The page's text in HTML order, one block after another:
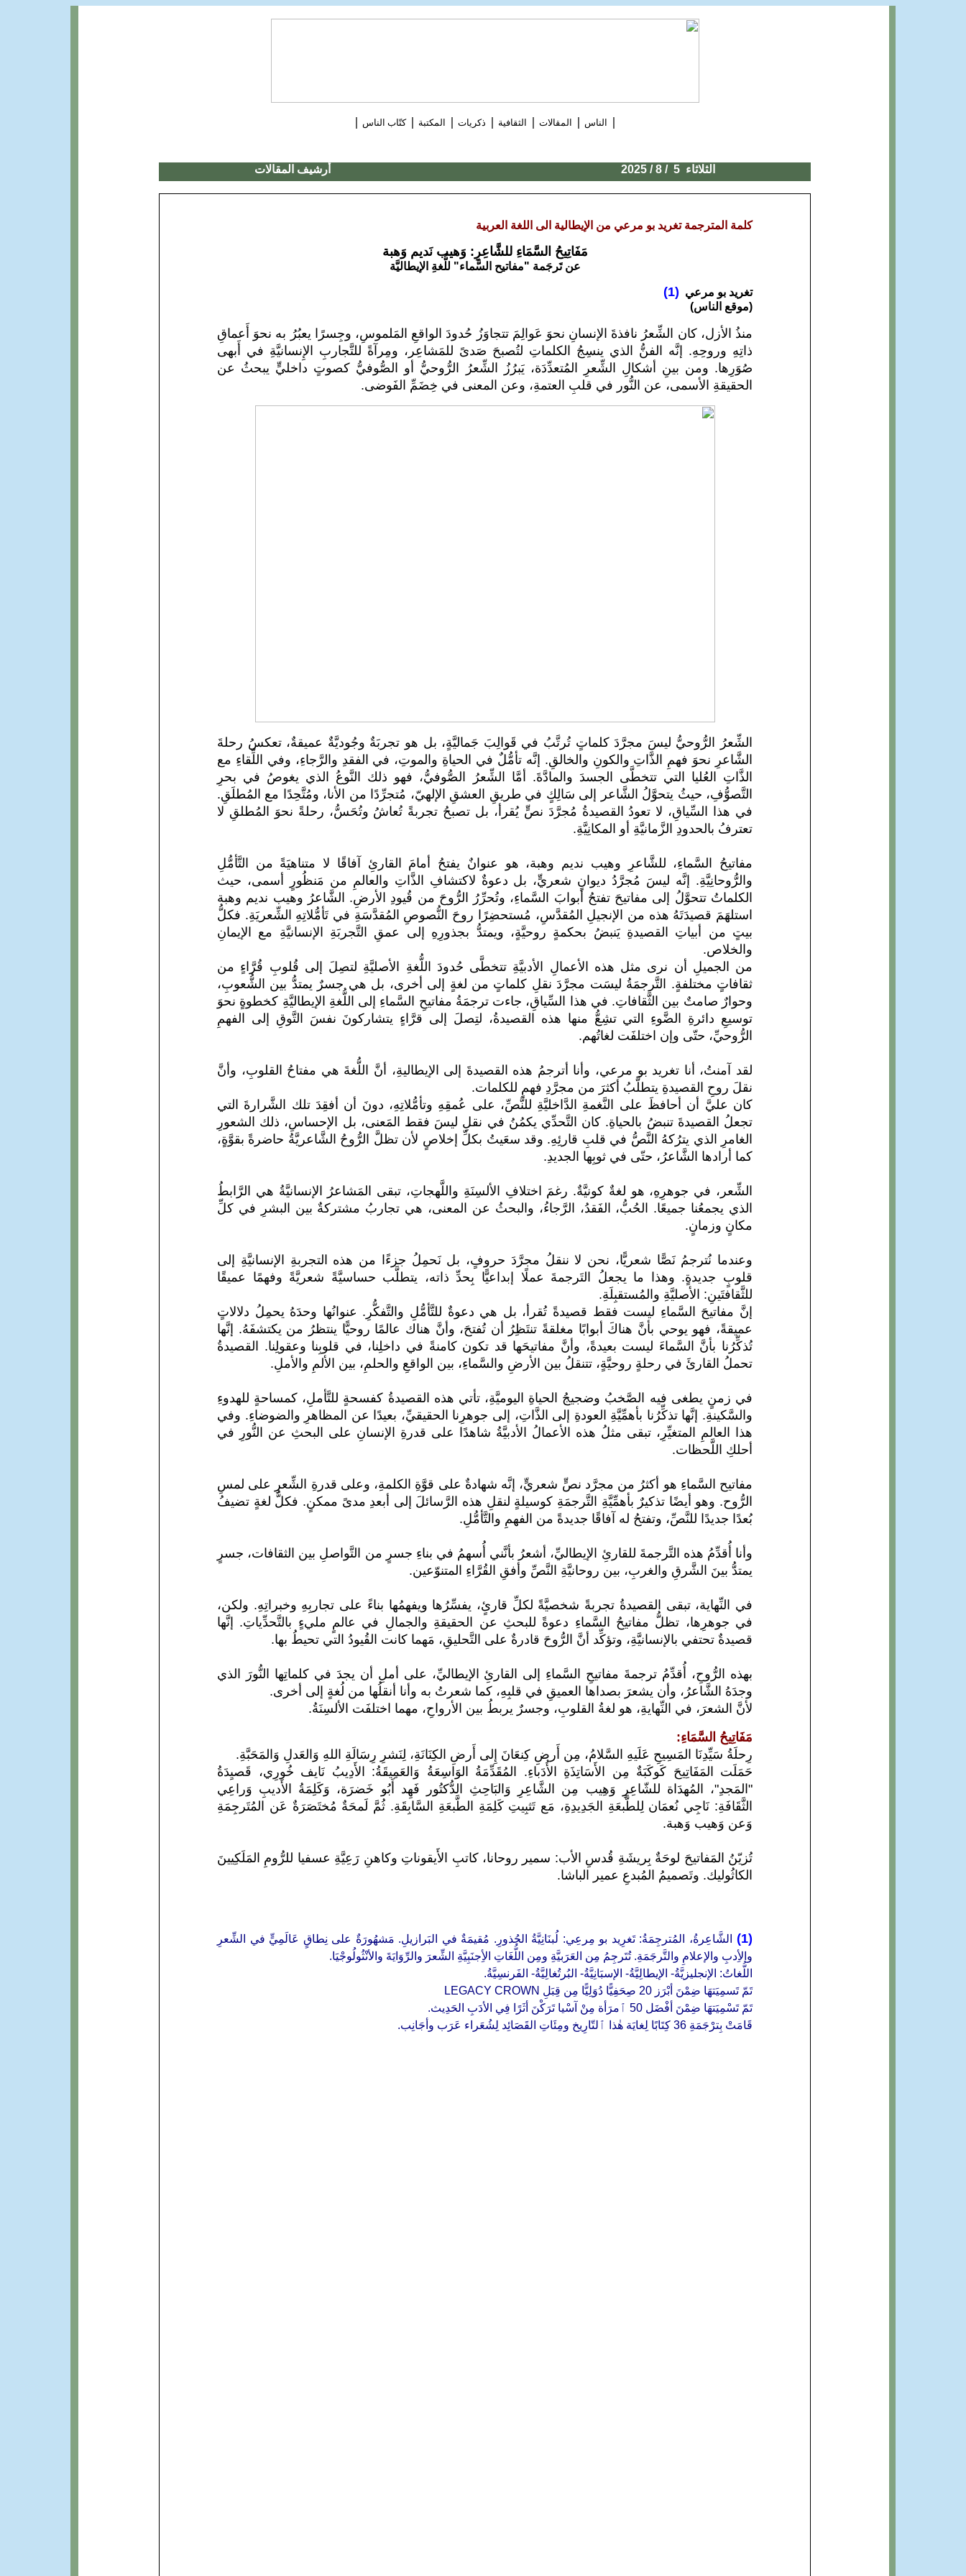
| الناس | المقالات | الثقافية | ذكريات | المكتبة | كتّاب الناس |
الثلاثاء 5 / 8 / 2025 أرشيف المقالات
كلمة المترجمة تغريد بو مرعي من الإيطالية الى اللغة العربية
مَفَاتِيحُ السَّمَاءِ للشَّاعِرِ: وَهيب نَديم وَهبة
عن تَرجَمة "مفاتيح السَّماء" للُّغةِ الإيطاليَّة
تغريد بو مرعي (1)
(موقع الناس)
منذُ الأزل، كان الشِّعرُ نافذةَ الإنسانِ نحوَ عَوالِمَ تتجاوَزُ حُدودَ الواقعِ المَلموسِ، وجِسرًا يعبُرُ به نحوَ أَعماقِ
ذاتِهِ وروحِهِ. إنَّه الفنُّ الذي ينسِجُ الكلماتِ لتُصبحَ صَدىً للمَشاعِر، ومِرآةً للتَّجاربِ الإِنسانيَّةِ في أَبهى
صُوَرِها. ومن بينِ أشكالِ الشِّعرِ المُتعدِّدَة، يَبرُزُ الشِّعرُ الرُّوحيُّ أو الصُّوفيُّ كصوتٍ داخليٍّ يبحثُ عن
الحقيقةِ الأسمى، عن النُّور في قلبِ العتمةِ، وعن المعنى في خِضَمِّ الفَوضى.
الشِّعرُ الرُّوحيُّ ليسَ مجرَّدَ كلماتٍ تُرتَّبُ في قَوالِبَ جَماليَّةٍ، بل هو تجربَةٌ وجُوديَّةٌ عميقةٌ، تعكسُ رحلةَ
الشَّاعرِ نحوَ فهمِ الذَّاتِ والكونِ والخالقِ. إنَّه تأمُّلٌ في الحياةِ والموتِ، في الفقدِ والرَّجاءِ، وفي اللِّقاءِ مع
الذَّاتِ العُليا التي تتخطَّى الجسدَ والمادَّةَ. أمَّا الشِّعرُ الصُّوفيُّ، فهو ذلك النَّوعُ الذي يغوصُ في بحرِ
التَّصوُّفِ، حيثُ يتحوَّلُ الشَّاعر إلى سَالِكٍ في طريقِ العشقِ الإلهيّ، مُتجرِّدًا من الأنا، ومُتَّحِدًا مع المُطلَقِ.
في هذا السِّياقِ، لا تعودُ القصيدةُ مُجرَّدَ نصٍّ يُقرأ، بل تصبحُ تجربةً تُعاشُ وتُحَسُّ، رحلةً نحوَ المُطلقِ لا
تعترفُ بالحدودِ الزَّمانيَّةِ أو المكانِيَّةِ.
مفاتيحُ السَّماءِ، للشَّاعرِ وهيب نديم وهبة، هو عنوانٌ يفتحُ أمامَ القارئِ آفاقًا لا متناهيَةً من التَّأمُّلِ
والرُّوحانِيَّةِ. إنَّه ليسَ مُجرَّدُ ديوانٍ شعريٍّ، بل دعوةٌ لاكتشافِ الذَّاتِ والعالمِ من مَنظُورٍ أسمى، حيث
الكلماتُ تتحوَّلُ إلى مفاتيحَ تفتحُ أبوابَ السَّماءِ، وتُحرِّرُ الرُّوحَ من قُيودِ الأرضِ. الشَّاعرُ وهيب نديم وهبة
استلهَمَ قصيدَتَهُ هذه من الإنجيلِ المُقدَّسِ، مُستحضِرًا روحَ النُّصوصِ المُقدَّسَةِ في تَأمُّلاتِهِ الشِّعريَةِ. فكلُّ
بيتٍ من أبياتِ القصيدةِ يَنبضُ بحكمةٍ روحيَّةٍ، ويمتدُّ بجذورِهِ إلى عمقِ التَّجربَةِ الإنسانيَّةِ مع الإيمانِ
والخلاص.
من الجميلِ أن نرى مثل هذه الأعمالِ الأدبيَّةِ تتخطَّى حُدودَ اللُّغةِ الأصليَّةِ لتصِلَ إلى قُلوبِ قُرَّاءٍ من
ثقافاتٍ مختلفةٍ. التَّرجمَةُ ليسَت مجرَّدَ نقلِ كلماتٍ من لغةٍ إلى أخرى، بل هي جسرٌ يمتدُّ بين الشُّعوبِ،
وحوارٌ صامتٌ بين الثَّقافاتِ. في هذا السِّياقِ، جاءت ترجمَةُ مفاتيحِ السَّماءِ إلى اللُّغةِ الإيطاليَّةِ كخطوةٍ نحوَ
توسيعِ دائرةِ الضَّوءِ التي تشِعُّ منها هذه القصيدةُ، لتِصلَ إلى قرَّاءٍ يتشاركونَ نفسَ التَّوقِ إلى الفهمِ
الرُّوحيِّ، حتّى وإن اختلفَت لغاتُهم.
لقد آمنتُ، أنا تغريد بو مرعي، وأنا أترجمُ هذه القصيدةَ إلى الإيطاليةِ، أنَّ اللُّغةَ هي مفتاحُ القلوبِ، وأنَّ
نقلَ روحِ القصيدةِ يتطلَّبُ أكثرَ من مجرَّدِ فهمٍ للكلمات.
كان عليَّ أن أحافظَ على النَّغمةِ الدَّاخليَّةِ للنَّصِّ، على عُمقِهِ وتأمُّلاتِهِ، دونَ أن أفقِدَ تلك الشَّرارةَ التي
تجعلُ القصيدةَ تنبضُ بالحياةِ. كان التَّحدِّي يكمُنُ في نقلِ ليسَ فقط المَعنى، بل الإحساسِ، ذلك الشعورِ
الغامرِ الذي يترُكهُ النَّصُّ في قلبِ قارئِهِ. وقد سعَيتُ بكلِّ إخلاصٍ لأن تظلَّ الرُّوحُ الشَّاعريَّةُ حاضرةً بقوَّةٍ،
كما أرادها الشَّاعرُ، حتّى في ثوبِها الجديدِ.
الشِّعر، في جوهرِهِ، هو لغةٌ كونيَّةٌ. رغمَ اختلافِ الألسِنَةِ واللَّهجاتِ، تبقى المَشاعرُ الإنسانيَّةُ هي الرَّابطُ
الذي يجمعُنا جميعًا. الحُبُّ، الفَقدُ، الرَّجاءُ، والبحثُ عن المعنى، هي تجاربُ مشتركةٌ بين البشرِ في كلِّ
مكانٍ وزمانٍ.
وعندما نُترجمُ نَصًّا شعريًّا، نحن لا ننقلُ مجرَّدَ حروفٍ، بل نَحمِلُ جزءًا من هذه التجربةِ الإنسانيَّةِ إلى
قلوبٍ جديدةٍ. وهذا ما يجعلُ التَرجمةَ عملًا إبداعيًّا بِحدِّ ذاته، يتطلَّب حساسيَّةً شعريَّةً وفهمًا عميقًا
للثَّقافتَينِ: الأصليَّةِ والمُستقبِلَةِ.
إنَّ مفاتيحَ السَّماءِ ليست فقط قصيدةً تُقرأ، بل هي دعوةٌ للتَّأمُّلِ والتَّفكُّرِ. عنوانُها وحدَهُ يحمِلُ دلالاتٍ
عميقةً، فهو يوحي بأنَّ هناكَ أبوابًا مغلقةً تنتَظِرُ أن تُفتحَ، وأنَّ هناك عالمًا روحيًّا ينتظرُ من يكتشفَهُ. إنَّها
تُذكِّرُنا بأنَّ السَّماءَ ليست بعيدةً، وأنَّ مفاتيحَها قد تكون كامنةً في داخلِنا، في قلوبِنا وعقولِنا. القصيدةُ
تحملُ القارئَ في رحلةٍ روحيَّةٍ، تتنقلُ بين الأرضِ والسَّماءِ، بين الواقعِ والحلمِ، بين الألمِ والأملِ.
في زمنٍ يطغى فيه الصَّخبُ وضجيجُ الحياةِ اليوميَّةِ، تأتي هذه القصيدةُ كفسحةٍ للتَّأملِ، كمساحةٍ للهدوءِ
والسَّكينةِ. إنَّها تذكِّرُنا بأهمِّيَّةِ العودةِ إلى الذَّاتِ، إلى جوهرِنا الحقيقيِّ، بعيدًا عن المظاهرِ والضوضاءِ. وفي
هذا العالمِ المتغيِّرِ، تبقى مثلُ هذه الأعمالُ الأدبيَّةُ شاهدًا على قدرةِ الإنسانِ على البحثِ عن النُّورِ في
أحلكِ اللَّحظات.
مفاتيح السَّماءِ هو أكثرُ من مجرَّد نصٍّ شعريٍّ، إنَّه شهادةٌ على قوَّةِ الكلمةِ، وعلى قدرةِ الشِّعرِ على لمسِ
الرُّوح. وهو أيضًا تذكيرٌ بأهمِّيَّةِ التَّرجمَةِ كوسيلةٍ لنقلِ هذه الرَّسائلَ إلى أبعدِ مدىً ممكنٍ. فكلُّ لغةٍ تضيفُ
بُعدًا جديدًا للنَّصِّ، وتفتحُ له آفاقًا جديدةً من الفهمِ والتَّأمُّلِ.
وأنا أُقدِّمُ هذه التَّرجمةَ للقارئِ الإيطاليِّ، أشعرُ بأنَّني أُسهمُ في بناءِ جسرٍ من التَّواصلِ بين الثقافات، جسرٍ
يمتدُّ بينَ الشَّرقِ والغربِ، بين روحانيَّةِ النَّصِّ وأفقِ القُرَّاءِ المتنوّعين.
في النِّهاية، تبقى القصيدةُ تجربةً شخصيَّةً لكلِّ قارئٍ، يفسِّرُها ويفهمُها بناءً على تجاربِهِ وخبراتِهِ. ولكن،
في جوهرِها، تظلُّ مفاتيحُ السَّماءِ دعوةً للبحثِ عن الحقيقةِ والجمالِ في عالمٍ مليءٍ بالتَّحدِّياتِ. إنَّها
قصيدةٌ تحتفي بالإنسانيَّةِ، وتؤكِّد أنَّ الرُّوحَ قادرةٌ على التَّحليقِ، مَهما كانت القُيودُ التي تحيطُ بها.
بهذه الرُّوحِ، أُقدِّمُ ترجمةَ مفاتيحِ السَّماءِ إلى القارئِ الإيطاليِّ، على أملِ أن يجدَ في كلماتِها النُّورَ الذي
وجدَهُ الشَّاعرُ، وأن يشعرَ بصداها العميقِ في قلبِهِ، كما شعرتُ به وأنا أنقلُها من لُغةٍ إلى أخرى.
لأنَّ الشعرَ، في النِّهايةِ، هو لغةُ القلوبِ، وجسرٌ يربطُ بين الأرواحِ، مهما اختلفَت الألسِنَةُ.
مَفَاتِيحُ السَّمَاءِ:
رِحلَةُ سَيِّدِنَا المَسِيحِ عَلَيهِ السَّلامُ، مِن أَرضِ كِنعَانَ إِلى أَرضِ الكِنَانَةِ، لِنَشرِ رِسَالَةِ اللهِ وَالعَدلِ وَالمَحَبَّةِ.
حَمَلَت المَفَاتِيحَ كَوكَبَةٌ مِن الأَسَاتِذَةِ الأُدَباءِ. المُقَدِّمَةُ الوَاسِعَةُ وَالعَمِيقَةُ: الأَدِيبُ نَايف خُورِي، قَصيِدَةُ
"المَجدِ"، المُهدَاة للشّاعِرِ وَهِيب مِن الشَّاعِرِ وَالبَاحِثِ الدُّكتُور فَهِد أَبُو خَضرَة، وَكَلِمَةُ الأَديبِ وَراعِي
الثَّقَافَةِ: نَاجِي نُعمَان لِلطَّبعَةِ الجَدِيدِةِ، مَع تَثبِيتِ كَلِمَةِ الطَّبعَةِ السَّابِقَةِ. ثُمَّ لَمحَةٌ مُختَصَرَةٌ عَن المُتَرجِمَةِ
وَعن وَهيب وَهبة.
تُزيّنُ المَفاتيحَ لوحَةٌ بِريشَةِ قُدسِ الأب: سمير روحانا، كاتبِ الأَيقوناتِ وكاهنِ رَعِيَّةِ عسفيا للرُّومِ المَلَكِيينَ
الكاثُوليك. وتَصميمُ المُبدعِ عمير الباشا.
(1)
الشَّاعِرةُ، المُترجِمَةُ: تَغرِيد بو مِرعِي: لُبنَانِيَّةُ الجُذورِ. مُقيمَةٌ في البَرازيلِ. مَشهُورَةٌ على نِطاقٍ عَالَمِيٍّ في الشِّعرِ
والأِدبِ والإعلامِ والتَّرجَمَةِ. تُتَرجِمُ مِن العَرَبيَّةِ ومِن اللُّغَاتِ الأِجنَبِيَّةِ الشِّعرَ والرِّوَايَةَ والأنْثُولُوجْيَا.
اللُّغاتُ: الإنجليزيَّةُ- الإيطالِيَّةُ- الإسبَانِيَّةُ- البُرتُغالِيَّةُ- الفَرنسِيَّةُ.
تَمّ تَسمِيَتهَا ضِمْنَ أبْرَز 20 صِحَفِيًّا دُوَلِيًّا مِن قِبَلِ LEGACY CROWN
تَمّ تَسْمِيَتهَا ضِمْنَ أفْضَل 50 ٱمرَأة مِنْ آسْيا تَرَكْنَ أثَرًا فِي الأدَبِ الحَدِيث.
قَامَتْ بِترْجَمَةِ 36 كِتَابًا لِغايَة هٰذا ٱلتّارِيخ ومِئَاتِ القَصَائِد لِشُعَراء عَرَب وأجَانِب.